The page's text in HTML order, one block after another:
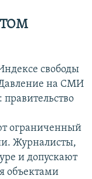
свободы
Давление на СМИ
правительство
ограниченный
Журналисты,
и допускают
объектами